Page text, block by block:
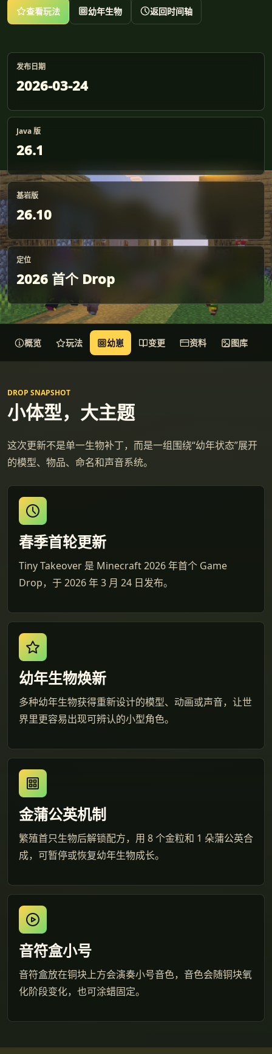
查看玩法 幼年生物 返回时间轴
发布日期
2026-03-24
Java 版
26.1
基岩版
26.10
定位
2026 首个 Drop
概览 玩法 幼崽 变更 资料 图库
DROP SNAPSHOT
小体型，大主题
这次更新不是单一生物补丁，而是一组围绕“幼年状态”展开
的模型、物品、命名和声音系统。
春季首轮更新
Tiny Takeover 是 Minecraft 2026 年首个 Game
Drop，于 2026 年 3 月 24 日发布。
幼年生物焕新
多种幼年生物获得重新设计的模型、动画或声音，让世
界里更容易出现可辨认的小型角色。
金蒲公英机制
繁殖首只生物后解锁配方，用 8 个金粒和 1 朵蒲公英合
成，可暂停或恢复幼年生物成长。
音符盒小号
音符盒放在铜块上方会演奏小号音色，音色会随铜块氧
化阶段变化，也可涂蜡固定。